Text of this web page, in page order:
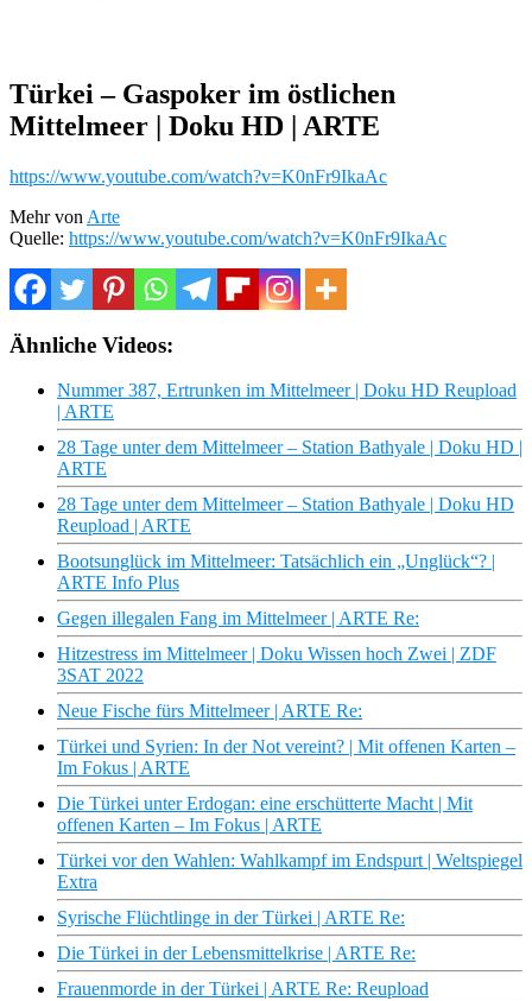
Türkei – Gaspoker im östlichen
Mittelmeer | Doku HD | ARTE
https://www.youtube.com/watch?v=K0nFr9IkaAc
Mehr von Arte
Quelle: https://www.youtube.com/watch?v=K0nFr9IkaAc
Ähnliche Videos:
Nummer 387, Ertrunken im Mittelmeer | Doku HD Reupload
| ARTE
28 Tage unter dem Mittelmeer – Station Bathyale | Doku HD |
ARTE
28 Tage unter dem Mittelmeer – Station Bathyale | Doku HD
Reupload | ARTE
Bootsunglück im Mittelmeer: Tatsächlich ein „Unglück“? |
ARTE Info Plus
Gegen illegalen Fang im Mittelmeer | ARTE Re:
Hitzestress im Mittelmeer | Doku Wissen hoch Zwei | ZDF
3SAT 2022
Neue Fische fürs Mittelmeer | ARTE Re:
Türkei und Syrien: In der Not vereint? | Mit offenen Karten –
Im Fokus | ARTE
Die Türkei unter Erdogan: eine erschütterte Macht | Mit
offenen Karten – Im Fokus | ARTE
Türkei vor den Wahlen: Wahlkampf im Endspurt | Weltspiegel
Extra
Syrische Flüchtlinge in der Türkei | ARTE Re:
Die Türkei in der Lebensmittelkrise | ARTE Re:
Frauenmorde in der Türkei | ARTE Re: Reupload